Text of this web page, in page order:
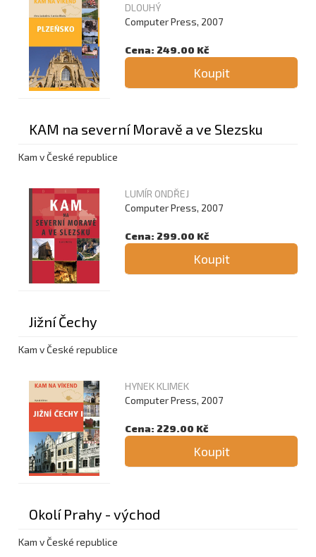
DLOUHÝ
Computer Press, 2007
Cena: 249.00 Kč
Koupit
KAM na severní Moravě a ve Slezsku
Kam v České republice
LUMÍR ONDŘEJ
Computer Press, 2007
Cena: 299.00 Kč
Koupit
Jižní Čechy
Kam v České republice
HYNEK KLIMEK
Computer Press, 2007
Cena: 229.00 Kč
Koupit
Okolí Prahy - východ
Kam v České republice